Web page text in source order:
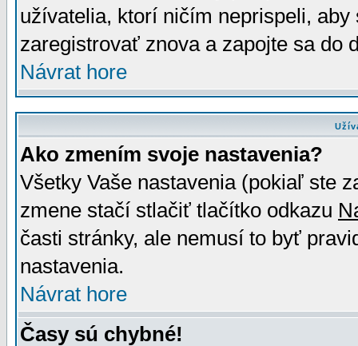
užívatelia, ktorí ničím neprispeli,
zaregistrovať znova a zapojte sa do
Návrat hore
Ako zmením svoje nastavenia?
Všetky Vaše nastavenia (pokiaľ ste
zmene stačí stlačiť tlačítko odkazu
časti stránky, ale nemusí to byť
nastavenia.
Návrat hore
Časy sú chybné!